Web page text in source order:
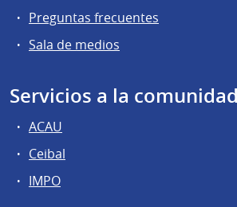
Preguntas frecuentes
Sala de medios
Servicios a la comunidad
ACAU
Ceibal
IMPO